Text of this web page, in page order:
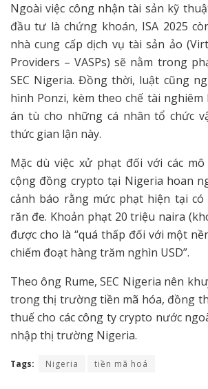
Ngoài việc công nhận tài sản kỹ
đầu tư là chứng khoán, ISA 2025
nhà cung cấp dịch vụ tài sản ảo
Providers – VASPs) sẽ nằm trong
SEC Nigeria. Đồng thời, luật cũng
hình Ponzi, kèm theo chế tài nghiêm
án tù cho những cá nhân tổ chức
thức gian lận này.
Mặc dù việc xử phạt đối với các
cộng đồng crypto tại Nigeria hoan
cảnh báo rằng mức phạt hiện tại
răn đe. Khoản phạt 20 triệu naira
được cho là “quá thấp đối với một
chiếm đoạt hàng trăm nghìn USD”.
Theo ông Rume, SEC Nigeria nên
trong thị trường tiền mã hóa, đồng
thuế cho các công ty crypto nước
nhập thị trường Nigeria.
Tags: Nigeria tiền mã hoá